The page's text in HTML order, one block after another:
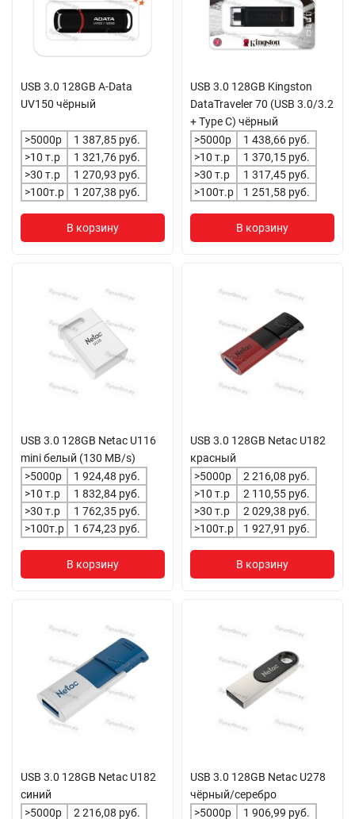
USB 3.0 128GB A-Data
UV150 чёрный
>5000р
1 387,85 руб.
>10 т.р
1 321,76 руб.
>30 т.р
1 270,93 руб.
>100т.р
1 207,38 руб.
В корзину
USB 3.0 128GB Kingston
DataTraveler 70 (USB 3.0/3.2
+ Type C) чёрный
>5000р
1 438,66 руб.
>10 т.р
1 370,15 руб.
>30 т.р
1 317,45 руб.
>100т.р
1 251,58 руб.
В корзину
USB 3.0 128GB Netac U116
mini белый (130 MB/s)
>5000р
1 924,48 руб.
>10 т.р
1 832,84 руб.
>30 т.р
1 762,35 руб.
>100т.р
1 674,23 руб.
В корзину
USB 3.0 128GB Netac U182
красный
>5000р
2 216,08 руб.
>10 т.р
2 110,55 руб.
>30 т.р
2 029,38 руб.
>100т.р
1 927,91 руб.
В корзину
USB 3.0 128GB Netac U182
синий
>5000р
2 216,08 руб.
USB 3.0 128GB Netac U278
чёрный/серебро
>5000р
1 906,99 руб.